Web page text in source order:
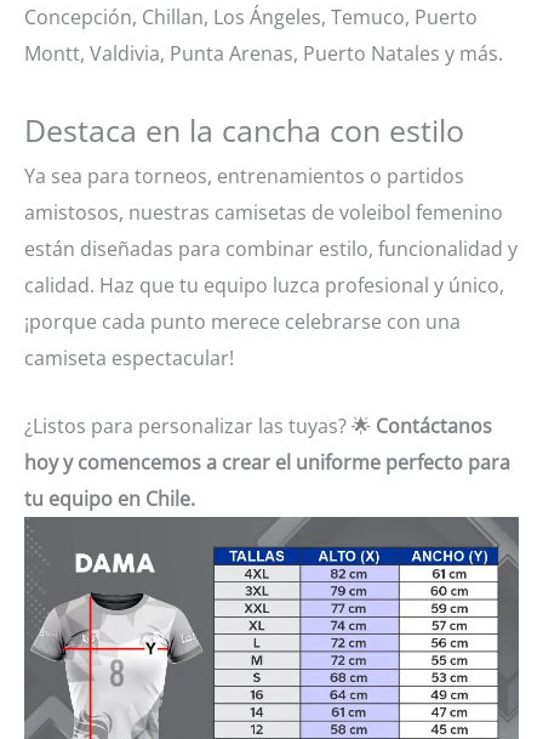
Concepción, Chillan, Los Ángeles, Temuco, Puerto
Montt, Valdivia, Punta Arenas, Puerto Natales y más.
Destaca en la cancha con estilo
Ya sea para torneos, entrenamientos o partidos
amistosos, nuestras camisetas de voleibol femenino
están diseñadas para combinar estilo, funcionalidad y
calidad. Haz que tu equipo luzca profesional y único,
¡porque cada punto merece celebrarse con una
camiseta espectacular!
¿Listos para personalizar las tuyas? 🌟 Contáctanos
hoy y comencemos a crear el uniforme perfecto para
tu equipo en Chile.